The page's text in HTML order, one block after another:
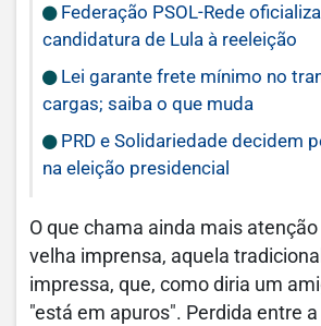
Federação PSOL-Rede
candidatura de Lula à reeleição
Lei garante frete mínimo no
cargas; saiba o que muda
PRD e Solidariedade decidem
na eleição presidencial
O que chama ainda mais
velha imprensa, aquela
impressa, que, como diria um
"está em apuros". Perdida entre